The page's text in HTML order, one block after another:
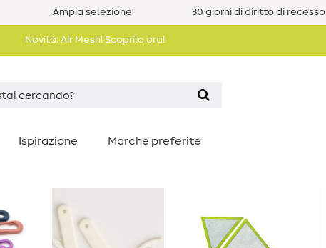
Ampia selezione 30 giorni di diritto di recesso
Novità: Air Mesh! Scoprilo ora!
Ispirazione Marche preferite